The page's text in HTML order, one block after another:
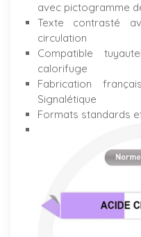
avec pictogramme
Texte contrasté
circulation
Compatible
calorifuge
Fabrication
Signalétique
Formats standards